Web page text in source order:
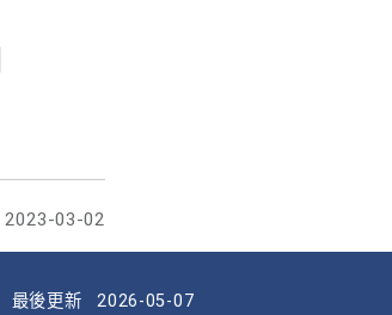
2023-03-02
最後更新 2026-05-07